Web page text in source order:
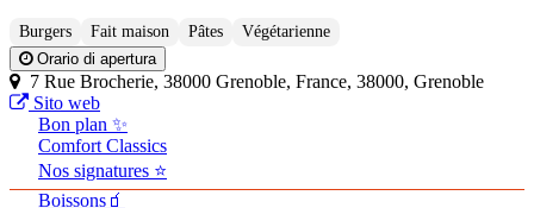
Burgers Fait maison Pâtes
Végétarienne
Orario di apertura
7 Rue Brocherie, 38000 Grenoble, France, 38000, Grenoble
Sito web
Bon plan ✨
Comfort Classics
Nos signatures ⭐
Boissons🧃